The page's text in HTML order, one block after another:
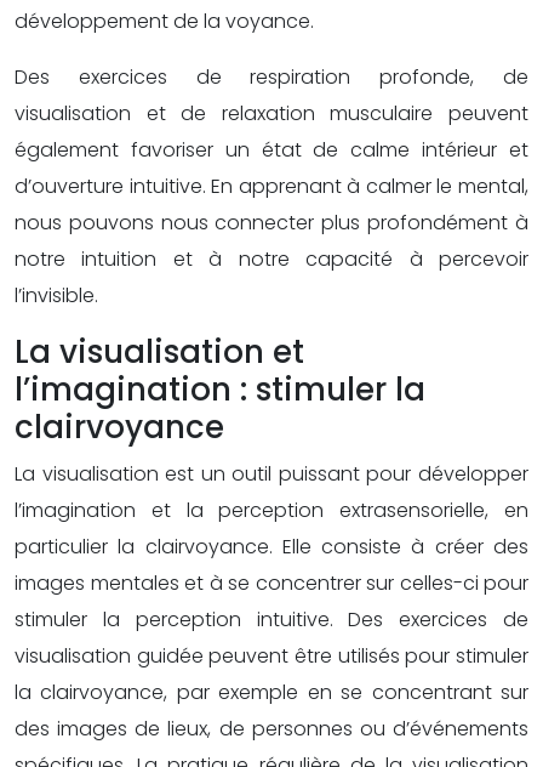
développement de la voyance.
Des exercices de respiration profonde, de
visualisation et de relaxation musculaire peuvent
également favoriser un état de calme intérieur et
d’ouverture intuitive. En apprenant à calmer le mental,
nous pouvons nous connecter plus profondément à
notre intuition et à notre capacité à percevoir
l’invisible.
La visualisation et
l’imagination : stimuler la
clairvoyance
La visualisation est un outil puissant pour développer
l’imagination et la perception extrasensorielle, en
particulier la clairvoyance. Elle consiste à créer des
images mentales et à se concentrer sur celles-ci pour
stimuler la perception intuitive. Des exercices de
visualisation guidée peuvent être utilisés pour stimuler
la clairvoyance, par exemple en se concentrant sur
des images de lieux, de personnes ou d’événements